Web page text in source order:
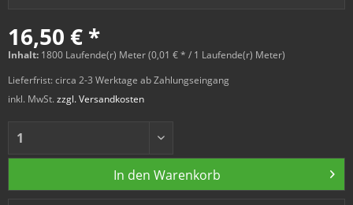
16,50 € *
Inhalt: 1800 Laufende(r) Meter (0,01 € * / 1 Laufende(r) Meter)
Lieferfrist: circa 2-3 Werktage ab Zahlungseingang
inkl. MwSt. zzgl. Versandkosten
In den Warenkorb